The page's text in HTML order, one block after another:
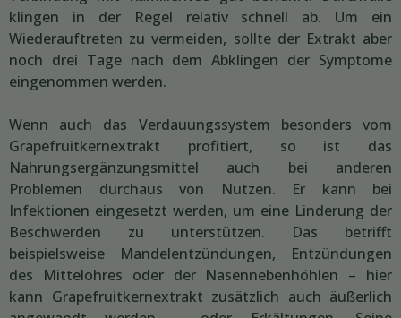
klingen in der Regel relativ schnell ab. Um ein
Wiederauftreten zu vermeiden, sollte der Extrakt aber
noch drei Tage nach dem Abklingen der Symptome
eingenommen werden.
Wenn auch das Verdauungssystem besonders vom
Grapefruitkernextrakt profitiert, so ist das
Nahrungsergänzungsmittel auch bei anderen
Problemen durchaus von Nutzen. Er kann bei
Infektionen eingesetzt werden, um eine Linderung der
Beschwerden zu unterstützen. Das betrifft
beispielsweise Mandelentzündungen, Entzündungen
des Mittelohres oder der Nasennebenhöhlen – hier
kann Grapefruitkernextrakt zusätzlich auch äußerlich